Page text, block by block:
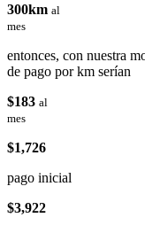
300km al
mes
entonces, con nuestra
de pago por km serían
$183 al
mes
$1,726
pago inicial
$3,922